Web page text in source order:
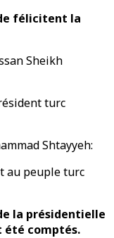
félicitent la
Sheikh
turc
Shtayyeh:
au peuple turc
la présidentielle
été comptés.